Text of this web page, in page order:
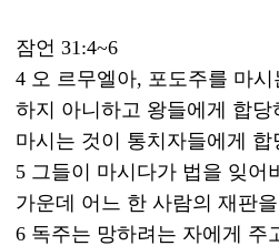
잠언 31:4~6
4 오 르무엘아, 포도주를 마
하지 아니하고 왕들에게 합
마시는 것이 통치자들에게
5 그들이 마시다가 법을 잊어
가운데 어느 한 사람의 재판
6 독주는 망하려는 자에게 주